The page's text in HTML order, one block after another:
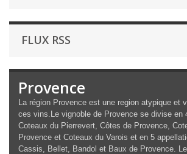
FLUX RSS
Provence
La région Provence est une region atypique et
ces vins.Le vignoble de Provence se divise en
Coteaux du Pierrevert, Côtes de Provence,
Provence et Coteaux du Varois et en 5
Cassis, Bellet, Bandol et Baux de Provence.